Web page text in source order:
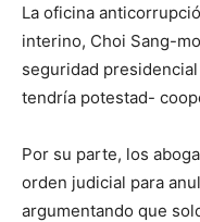
La oficina
interino, Choi Sang-
seguridad
tendría potestad-
Por su parte, los
orden judicial para
argumentando que